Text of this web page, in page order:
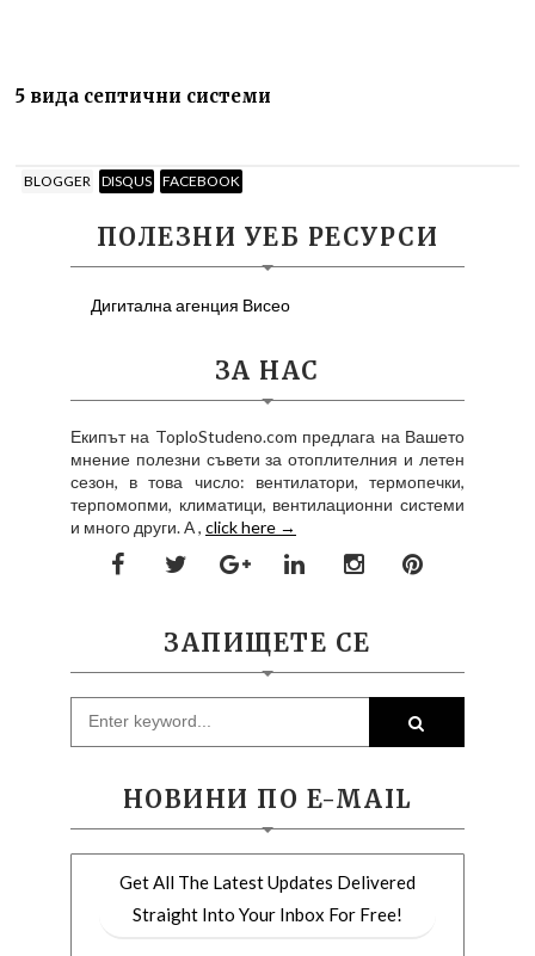
5 вида септични системи
BLOGGER DISQUS FACEBOOK
ПОЛЕЗНИ УЕБ РЕСУРСИ
Дигитална агенция Висео
ЗА НАС
Екипът на ToploStudeno.com предлага на Вашето
мнение полезни съвети за отоплителния и летен
сезон, в това число: вентилатори, термопечки,
терпомопми, климатици, вентилационни системи
и много други. А , click here →
ЗАПИЩЕТЕ СЕ
НОВИНИ ПО E-MAIL
Get All The Latest Updates Delivered
Straight Into Your Inbox For Free!